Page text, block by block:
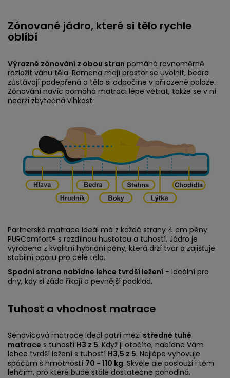
Zónované jádro, které si tělo rychle
oblíbí
Výrazné zónování z obou stran pomáhá rovnoměrně
rozložit váhu těla. Ramena mají prostor se uvolnit, bedra
zůstávají podepřená a tělo si odpočine v přirozené poloze.
Zónování navíc pomáhá matraci lépe větrat, takže se v ní
nedrží zbytečná vlhkost.
Partnerská matrace Ideál má z každé strany 4 cm pěny
PURComfort® s rozdílnou hustotou a tuhostí. Jádro je
vyrobeno z kvalitní hybridní pěny, která drží tvar a zajišťuje
stabilní oporu pro celé tělo.
Spodní strana nabídne lehce tvrdší ležení - ideální pro
dny, kdy si záda říkají o pevnější podklad.
Tuhost a vhodnost matrace
Sendvičová matrace Ideál patří mezi středně tuhé
matrace s tuhostí H3 z 5. Když ji otočíte, nabídne Vám
lehce tvrdší ležení s tuhostí H3,5 z 5. Nejlépe vyhovuje
spáčům s hmotností 70 - 110 kg. Skvěle ale poslouží i těm
lehčím, pro které bude stále dostatečně pohodlná.